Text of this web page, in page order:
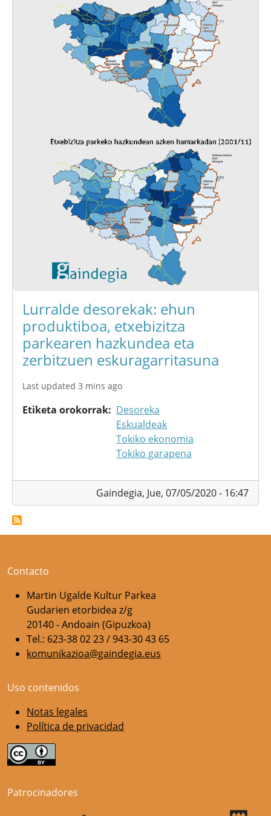
Lurralde desorekak: ehun
produktiboa, etxebizitza
parkearen hazkundea eta
zerbitzuen eskuragarritasuna
Last updated 3 mins ago
Etiketa orokorrak
Desoreka
Eskualdeak
Tokiko ekonomia
Tokiko garapena
Gaindegia, Jue, 07/05/2020 - 16:47
Contacto
Martin Ugalde Kultur Parkea
Gudarien etorbidea z/g
20140 - Andoain (Gipuzkoa)
Tel.: 623-38 02 23 / 943-30 43 65
komunikazioa@gaindegia.eus
Uso contenidos
Notas legales
Política de privacidad
Patrocinadores